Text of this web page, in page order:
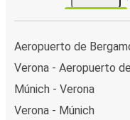
Aeropuerto de
Verona - Aeropuerto
Múnich - Verona
Verona - Múnich